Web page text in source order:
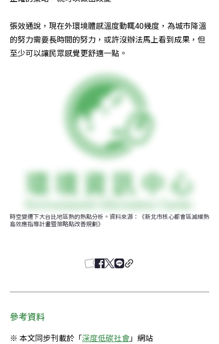
張效通說，現在外環境體感溫度動輒40幾度，為城市降溫
的努力需要長時間的努力，或許沒辦法馬上看到成果，但
至少可以讓民眾感覺更舒適一點。
時空變遷下大台比地區熱的熱點分析。資料來源：《新北市核心都會區減緩熱
島效應指導計畫暨策略點改善規劃》
參考資料
※ 本文同步刊載於「深度低碳社會」網站